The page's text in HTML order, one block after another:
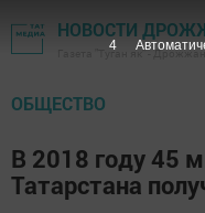
НОВОСТИ
Газета "Туган як" -
ОБЩЕСТВО
В 2018 году 45
Татарстана
3